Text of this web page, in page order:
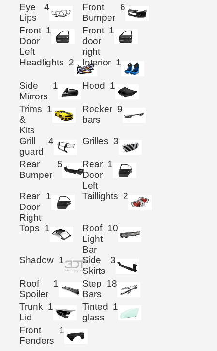
Eye
Lips
4
Front
Bumper
6
Front
Door
Left
1
Front
door
right
1
Headlights 2 Interior 1
Side
Mirrors
1 Hood 1
Trims
&
Kits
1
Rocker
bars
9
Grill
guard
4 Grilles 3
Rear
Bumper
5
Rear
Door
Left
1
Rear
Door
Right
1 Taillights 2
Tops 1
Roof
Light
Bar
10
Shadow 1
Side
Skirts
3
Roof
Spoiler
1
Step
Bars
18
Trunk
Lid
1
Tinted
glass
1
Front
Fenders
1